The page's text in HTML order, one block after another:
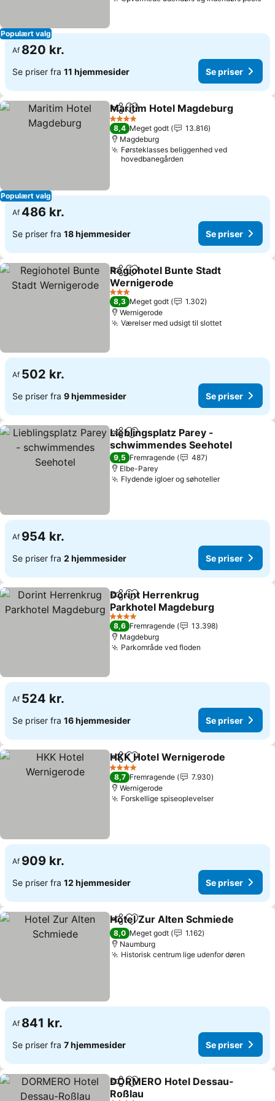
Populært valg
Af 820 kr.
Se priser fra 11 hjemmesider Se priser
Populært valg
Del Føj til favoritter
Maritim Hotel Magdeburg
4 Stjerner
8,4 Meget godt
13.816
Magdeburg
Førsteklasses beliggenhed ved
hovedbanegården
Af 486 kr.
Se priser fra 18 hjemmesider Se priser
Del Føj til favoritter
Regiohotel Bunte Stadt
Wernigerode
Se priser
3 Stjerner
8,3 Meget godt
1.302
Wernigerode
Værelser med udsigt til slottetSe priser
Af 502 kr.
Se priser fra 9 hjemmesider Se priser
Del Føj til favoritter
Lieblingsplatz Parey -
schwimmendes Seehotel
Se priser
9,5 Fremragende
487
Elbe-Parey
Flydende igloer og søhotellerSe priser
Af 954 kr.
Se priser fra 2 hjemmesider Se priser
Del Føj til favoritter
Dorint Herrenkrug
Parkhotel Magdeburg
Se priser
4 Stjerner
8,6 Fremragende
13.398
Magdeburg
Parkområde ved floden
Af 524 kr.
Se priser fra 16 hjemmesider Se priser
Del Føj til favoritter
HKK Hotel Wernigerode
4 Stjerner
8,7 Fremragende
7.930
Wernigerode
Forskellige spiseoplevelserSe priser
Af 909 kr.
Se priser fra 12 hjemmesider Se priser
Del Føj til favoritter
Hotel Zur Alten Schmiede
8,0 Meget godt
1.162
Naumburg
Historisk centrum lige udenfor døren
Af 841 kr.
Se priser fra 7 hjemmesider Se priser
Del Føj til favoritter
DORMERO Hotel Dessau-
Roßlau